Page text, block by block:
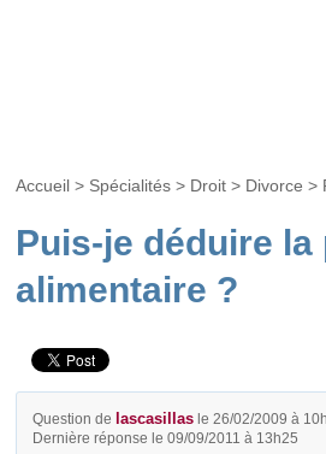
Accueil > Spécialités > Droit > Divorce >
Puis-je déduire la
alimentaire ?
Question de lascasillas le 26/02/2009 à
Dernière réponse le 09/09/2011 à 13h25